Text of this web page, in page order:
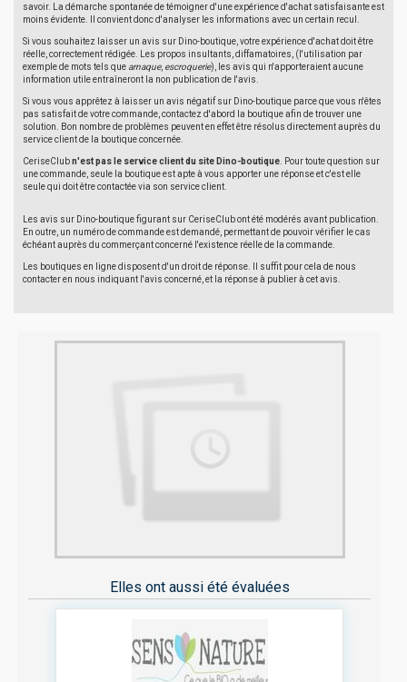
savoir. La démarche spontanée de témoigner d'une expérience d'achat satisfaisante est
moins évidente. Il convient donc d'analyser les informations avec un certain recul.
Si vous souhaitez laisser un avis sur Dino-boutique, votre expérience d'achat doit être
réelle, correctement rédigée. Les propos insultants, diffamatoires, (l'utilisation par
exemple de mots tels que arnaque, escroquerie), les avis qui n'apporteraient aucune
information utile entraîneront la non publication de l'avis.
Si vous vous apprêtez à laisser un avis négatif sur Dino-boutique parce que vous n'êtes
pas satisfait de votre commande, contactez d'abord la boutique afin de trouver une
solution. Bon nombre de problèmes peuvent en effet être résolus directement auprès du
service client de la boutique concernée.
CeriseClubn'est pas le service client du site Dino-boutique . Pour toute question sur
une commande, seule la boutique est apte à vous apporter une réponse et c'est elle
seule qui doit être contactée via son service client.
Les avis sur Dino-boutique figurant sur CeriseClub ont été modérés avant publication.
En outre, un numéro de commande est demandé, permettant de pouvoir vérifier le cas
échéant auprès du commerçant concerné l'existence réelle de la commande.
Les boutiques en ligne disposent d'un droit de réponse. Il suffit pour cela de nous
contacter en nous indiquant l'avis concerné, et la réponse à publier à cet avis.
Elles ont aussi été évaluées